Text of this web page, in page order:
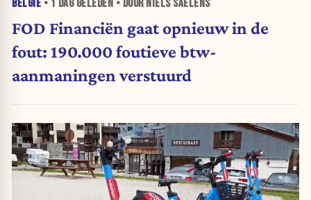
BELGIË • 1 DAGGELEDEN • DOOR NIELS SAELENS
FOD Financiën gaat opnieuw in de
fout: 190.000 foutieve btw-
aanmaningen verstuurd